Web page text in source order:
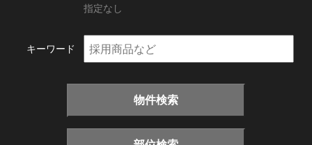
指定なし
キーワード
物件検索